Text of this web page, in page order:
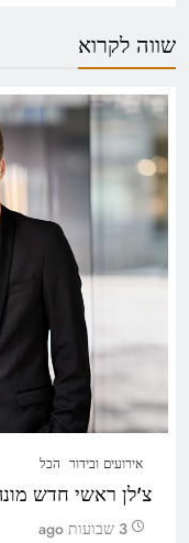
שווה לקרוא
אירועים ובידור הכל
צ'לן ראשי חדש
3 שבועות ago